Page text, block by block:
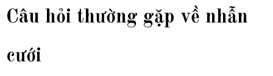
Câu hỏi thường gặp về nhẫn
cưới